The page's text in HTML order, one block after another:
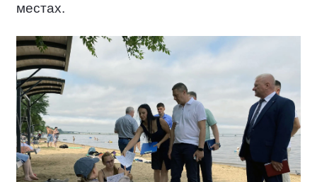
местах.